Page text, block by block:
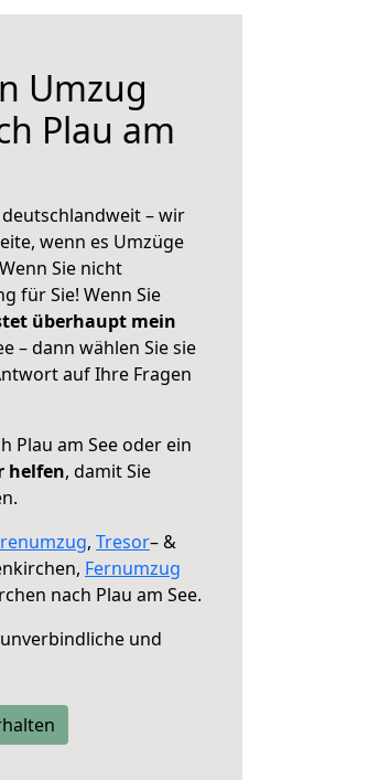
Umzug
Plau am
– wir
wenn es Umzüge
Sie nicht
für Sie! Wenn Sie
überhaupt mein
– dann wählen Sie sie
auf Ihre Fragen
Plau am See oder ein
helfen, damit Sie
, Tresor– &
Fernumzug
nach Plau am See.
und